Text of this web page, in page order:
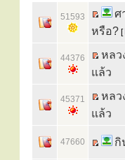
51593
ศ
หรือ? [
44376
หลว
แล้ว
45371
หลว
แล้ว
47660 กิ